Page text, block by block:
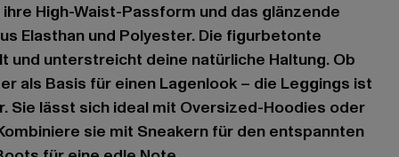
High-Waist-Passform und das glänzende
Elasthan und Polyester. Die figurbetonte
und unterstreicht deine natürliche Haltung. Ob
als Basis für einen Lagenlook – die Leggings ist
Sie lässt sich ideal mit Oversized-Hoodies oder
sie mit Sneakern für den entspannten